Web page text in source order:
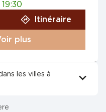
Itinéraire
plus
les villes à